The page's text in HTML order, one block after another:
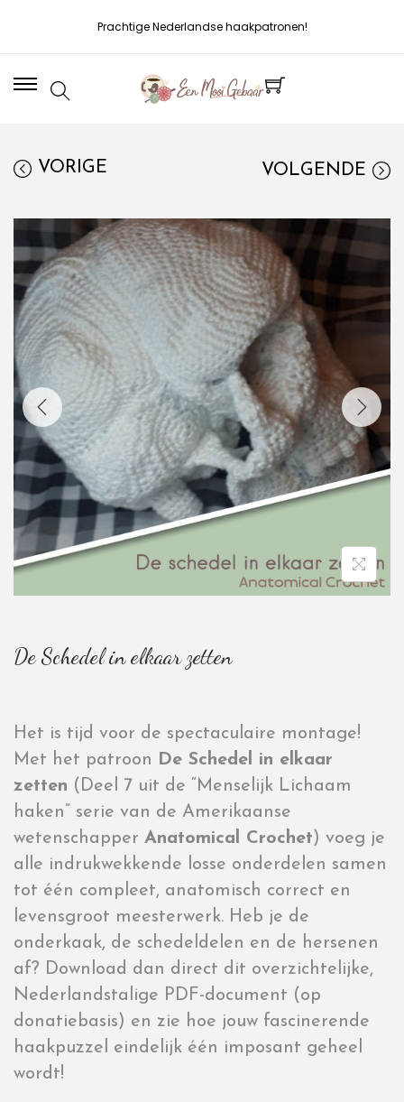
Prachtige Nederlandse haakpatronen!
VORIGE VOLGENDE
De Schedel in elkaar zetten
Het is tijd voor de spectaculaire montage!
Met het patroon
De Schedel in elkaar
zetten (Deel 7 uit de “Menselijk Lichaam
haken” serie van de Amerikaanse
wetenschapper Anatomical Crochet) voeg je
alle indrukwekkende losse onderdelen samen
tot één compleet, anatomisch correct en
levensgroot meesterwerk. Heb je de
onderkaak, de schedeldelen en de hersenen
af? Download dan direct dit overzichtelijke,
Nederlandstalige PDF-document (op
donatiebasis) en zie hoe jouw fascinerende
haakpuzzel eindelijk één imposant geheel
wordt!